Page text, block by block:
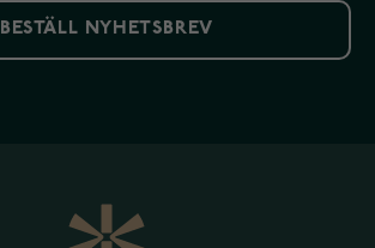
BESTÄLL NYHETSBREV